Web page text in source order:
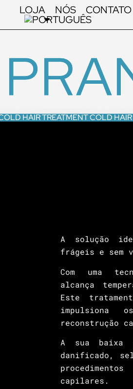
LOJA NÓS CONTATO
HAIR TREATMENT COLD
A solução
frágeis e sem
Com uma
alcança
Este
impulsiona
reconstrução
A sua baixa
danificado,
capilares.